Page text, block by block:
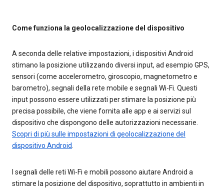
Come funziona la geolocalizzazione del dispositivo
A seconda delle relative impostazioni, i dispositivi Android
stimano la posizione utilizzando diversi input, ad esempio GPS,
sensori (come accelerometro, giroscopio, magnetometro e
barometro), segnali della rete mobile e segnali Wi-Fi. Questi
input possono essere utilizzati per stimare la posizione più
precisa possibile, che viene fornita alle app e ai servizi sul
dispositivo che dispongono delle autorizzazioni necessarie.
Scopri di più sulle impostazioni di geolocalizzazione del
dispositivo Android
I segnali delle reti Wi-Fi e mobili possono aiutare Android a
stimare la posizione del dispositivo, soprattutto in ambienti in